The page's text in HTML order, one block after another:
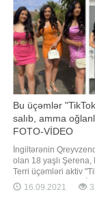
Söhbət iş yerində olan
şəraitdir. ABŞ-dan
işçiləri
Bu üçəmlər
salıb, amma
FOTO-VİDEO
İngiltərənin
olan 18 yaşlı Şerena,
Terri üçəmləri aktiv
istifadəçiləridirlər.
verir ki, onlar barədə
16.09.2021